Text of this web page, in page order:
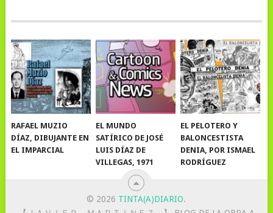
RAFAEL MUZIO
DÍAZ, DIBUJANTE EN
EL IMPARCIAL
EL MUNDO
SATÍRICO DE JOSÉ
LUIS DÍAZ DE
VILLEGAS, 1971
EL PELOTERO Y
BALONCESTISTA
DENIA, POR ISMAEL
RODRÍGUEZ
© 2026 TINTA(A)DIARIO.